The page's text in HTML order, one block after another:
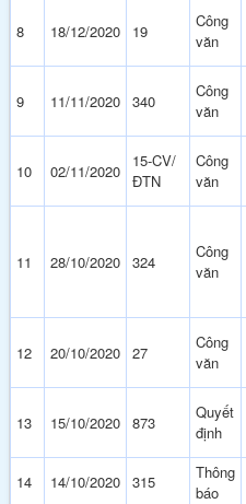
8 18/12/2020 19
Công
văn
9 11/11/2020 340
Công
văn
10 02/11/2020
15-CV/
ĐTN
Công
văn
11 28/10/2020 324
Công
văn
12 20/10/2020 27
Công
văn
13 15/10/2020 873
Quyết
định
14
14/10/2020 315
Thông
báo